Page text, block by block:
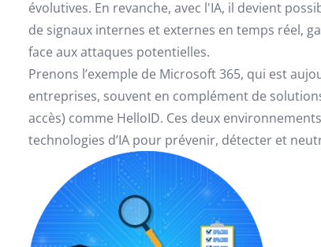
évolutives. En revanche, avec l'IA, il devient
de signaux internes et externes en temps réel,
face aux attaques potentielles.
Prenons l’exemple de Microsoft 365, qui est
entreprises, souvent en complément de
accès) comme HelloID. Ces deux
technologies d’IA pour prévenir, détecter et